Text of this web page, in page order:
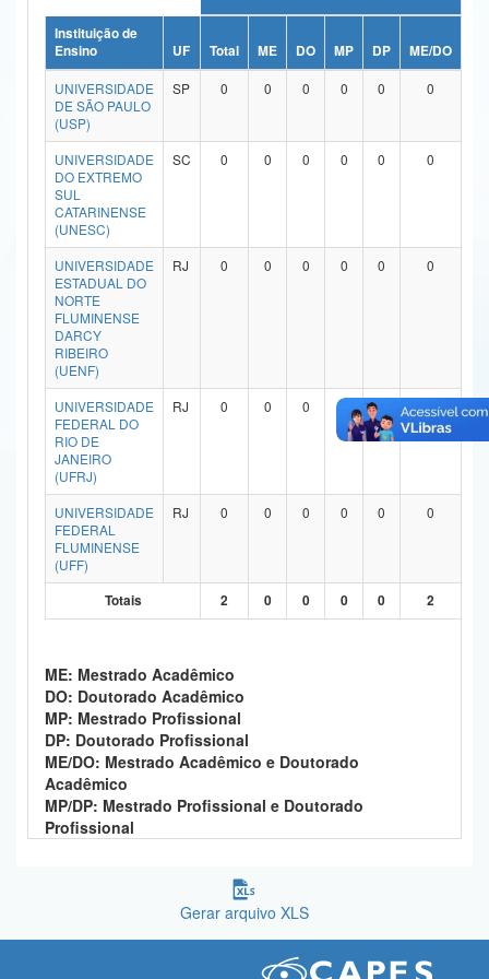
Ministério da Ciência, Tecnologia, Inovações e Comunicações
Ministério do Meio Ambiente
Ministério do Turismo
Ministério do Desenvolvimento Regional
Controladoria-Geral da União
Ministério da Mulher, da Família e dos Direitos Humanos
Secretaria-Geral
Secretaria de Governo
Gabinete de Segurança Institucional
Advocacia-Geral da União
Banco Central do Brasil
Instituição de
Ensino
UF Total ME DO MP DP ME/DO
UNIVERSIDADE
DE SÃO PAULO
(USP)
SP 0 0 0 0 0 0
UNIVERSIDADE
DO EXTREMO
SUL
CATARINENSE
(UNESC)
SC 0 0 0 0 0 0
UNIVERSIDADE
ESTADUAL DO
NORTE
FLUMINENSE
DARCY
RIBEIRO
(UENF)
RJ 0 0 0 0 0 0
UNIVERSIDADE
FEDERAL DO
RIO DE
JANEIRO
(UFRJ)
RJ 0 0 0 0 0 0
UNIVERSIDADE
FEDERAL
FLUMINENSE
(UFF)
RJ 0 0 0 0 0 0
Totais 2 0 0 0 0 2
ME: Mestrado Acadêmico
DO: Doutorado Acadêmico
MP: Mestrado Profissional
DP: Doutorado Profissional
ME/DO: Mestrado Acadêmico e Doutorado
Acadêmico
MP/DP: Mestrado Profissional e Doutorado
Profissional
Gerar arquivo XLS